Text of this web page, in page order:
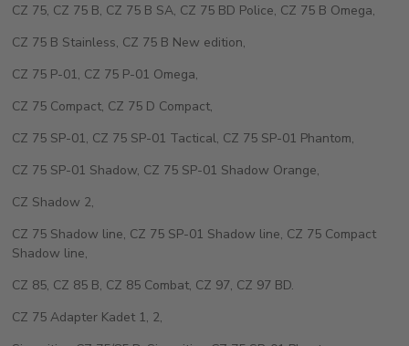
CZ 75, CZ 75 B, CZ 75 B SA, CZ 75 BD Police, CZ 75 B Omega,
CZ 75 B Stainless, CZ 75 B New edition,
CZ 75 P-01, CZ 75 P-01 Omega,
CZ 75 Compact, CZ 75 D Compact,
CZ 75 SP-01, CZ 75 SP-01 Tactical, CZ 75 SP-01 Phantom,
CZ 75 SP-01 Shadow, CZ 75 SP-01 Shadow Orange,
CZ Shadow 2,
CZ 75 Shadow line, CZ 75 SP-01 Shadow line, CZ 75 Compact
Shadow line,
CZ 85, CZ 85 B, CZ 85 Combat, CZ 97, CZ 97 BD.
CZ 75 Adapter Kadet 1, 2,